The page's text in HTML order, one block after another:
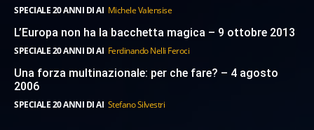
SPECIALE 20 ANNI DI AI Michele Valensise
L’Europa non ha la bacchetta magica – 9 ottobre 2013
SPECIALE 20 ANNI DI AI Ferdinando Nelli Feroci
Una forza multinazionale: per che fare? – 4 agosto
2006
SPECIALE 20 ANNI DI AI Stefano Silvestri